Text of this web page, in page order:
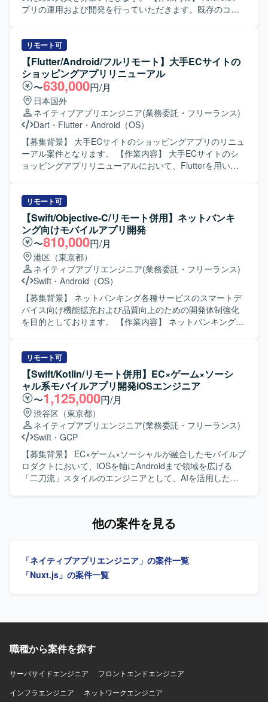
す。既存プロダクトのエンハンス開発を通じて、アーキテ
けネイティブアプリ開発環境にて、Kotlin/JavaおよびGitを
用いたチーム開発を行います。アーキテクチャはClean
Architectureを意識した構成となっている想定です。
プリの運用および開発を行っていただきます。既存のコー
る方を求めております。協調性を持ち、円滑なコミュニケ
ーションができる方を歓迎いたします。既存のコードに対
して主体的に改善提案ができる方にご活躍いただけます。
【ポジションの魅力】 長期的な運用と開発を通じて、
Androidアプリケーションの改善サイクルを継続的に経験で
きる環境です。既存コードの改善提案を行うことで、設計
や品質向上に深く関わることができます。 【開発環境】
Androidアプリケーション開発環境にて、MVVMアーキテク
チャに沿った開発を行います。
リモート可
【Flutter/Android/フルリモート】大手ECサイトの
ショッピングアプリリニューアル
〜630,000円/月
日本国外
ネイティブアプリエンジニア(業務委託・フリーランス)
Dart ・ Flutter ・ Android（OS）
【募集背景】 大手ECサイトのショッピングアプリのリニュ
ーアル案件となります。 【作業内容】 大手ECサイトのシ
ョッピングアプリリニューアルにおいて、Flutterを用いた
や機能改修、品質向上に向けた開発業務を行っていただき
ます。 【求める人物像】 モバイルアプリのユーザー体験向
上に関心を持ち、デザインシステムを理解したうえで主体
的に開発を進めていただける方を求めています。 【ポジシ
ョンの魅力】 大規模なECサービスのスマートフォンアプリ
開発に携わることで、Flutterを活用したクロスプラットフ
ォーム開発やデザインシステム活用の実践経験を積むこと
ができます。 【開発環境】 Flutterを用いたスマートフォン
アプリ開発環境となります。
リモート可
【Swift/Objective-C/リモート併用】ネットバンキ
ング向けモバイルアプリ開発
〜810,000円/月
港区（東京都）
ネイティブアプリエンジニア(業務委託・フリーランス)
Swift ・ Android（OS）
【募集背景】 ネットバンキング各種サービスのスマートデ
バイス向け機能拡充および品質向上のための開発体制強化
を目的としております。 【作業内容】 ネットバンキング各
装、テストまで一連の工程をご担当いただきます。また、
開発に関連する各種ドキュメントの作成も実施いただきま
す。 【求める人物像】 モバイルアプリ開発において主体的
に設計から実装、テストまで対応できる方を求めておりま
す。関係者とコミュニケーションを取りながら、品質とユ
ーザビリティを意識した開発ができる方を歓迎いたしま
す。 【ポジションの魅力】 金融系ネットバンキングサービ
スの開発に関わることで、大規模なユーザーを持つサービ
スのモバイルアプリ開発経験を積むことができます。
iOS/Androidいずれかの専門性を活かしつつ、金融ドメイン
の知見も深めていただけます。 【開発環境】 iOS/Android
リモート可
【Swift/Kotlin/リモート併用】EC×ゲーム×ソーシ
ャル系モバイルアプリ開発iOSエンジニア
〜1,125,000円/月
渋谷区（東京都）
ネイティブアプリエンジニア(業務委託・フリーランス)
Swift ・ GCP
【募集背景】 EC×ゲーム×ソーシャルが融合したモバイルプ
ロダクトにおいて、iOSを軸にAndroidまで領域を広げる
「二刀流」スタイルのエンジニアとして、AIを活用した開
してご担当いただきます。Swiftを用いたiOSアプリの設計・
す。あわせて、Kotlinを用いたAndroidアプリ開発にも関与
し、Jetpack ComposeによるUI実装など、iOS側の知見を活
ドメイン分離による開発並列性向上に向けた刷新を推進し
事業数値やKPIに基づいた機能開発、リリース後の効果分析
までを通してプロダクト開発全般に関わっていただきま
す。 【求める人物像】 プロダクトのミッションやバリュー
に共感し、EC体験の可能性に興味をお持ちの方を求めてい
ます。変化の大きい環境の中でも挑戦を楽しみ、ソフトウ
他の案件を見る
「ネイティブアプリエンジニア」の案件一覧
「Nuxt.js」の案件一覧
職種から案件を探す
サーバサイドエンジニア
フロントエンドエンジニア
インフラエンジニア
ネットワークエンジニア